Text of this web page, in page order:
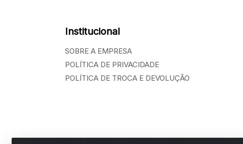
Institucional
SOBRE A EMPRESA
POLÍTICA DE PRIVACIDADE
POLÍTICA DE TROCA E DEVOLUÇÃO